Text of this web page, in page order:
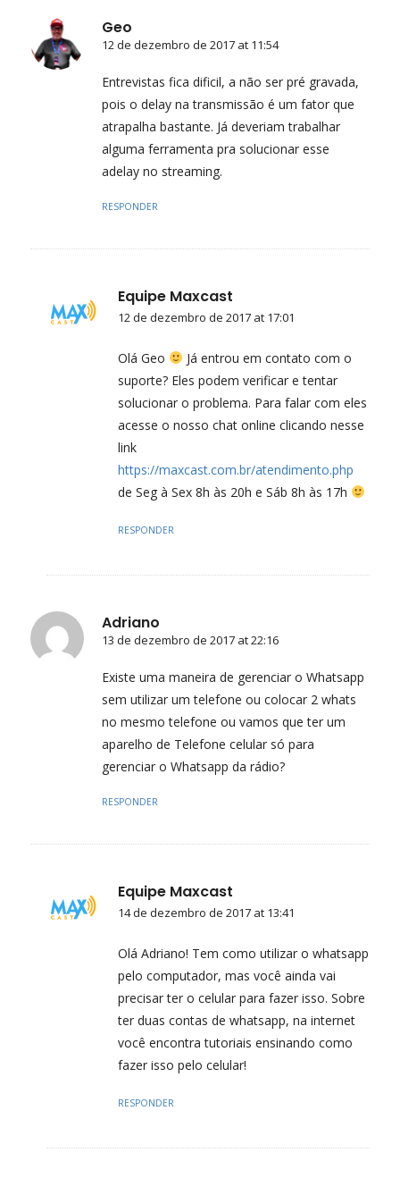
Geo
12 de dezembro de 2017 at 11:54
Entrevistas fica dificil, a não ser pré gravada,
pois o delay na transmissão é um fator que
atrapalha bastante. Já deveriam trabalhar
alguma ferramenta pra solucionar esse
adelay no streaming.
RESPONDER
Equipe Maxcast
12 de dezembro de 2017 at 17:01
Olá Geo
Já entrou em contato com o
suporte? Eles podem verificar e tentar
solucionar o problema. Para falar com eles
acesse o nosso chat online clicando nesse
link
https://maxcast.com.br/atendimento.php
de Seg à Sex 8h às 20h e Sáb 8h às 17h
RESPONDER
Adriano
13 de dezembro de 2017 at 22:16
Existe uma maneira de gerenciar o Whatsapp
sem utilizar um telefone ou colocar 2 whats
no mesmo telefone ou vamos que ter um
aparelho de Telefone celular só para
gerenciar o Whatsapp da rádio?
RESPONDER
Equipe Maxcast
14 de dezembro de 2017 at 13:41
Olá Adriano! Tem como utilizar o whatsapp
pelo computador, mas você ainda vai
precisar ter o celular para fazer isso. Sobre
ter duas contas de whatsapp, na internet
você encontra tutoriais ensinando como
fazer isso pelo celular!
RESPONDER